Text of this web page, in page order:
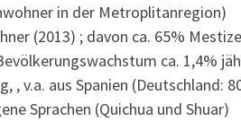
in der Metroplitanregion)
(2013) ; davon ca. 65%
ca. 1,4%
, v.a. aus Spanien (Deutschland:
Sprachen (Quichua und Shuar)